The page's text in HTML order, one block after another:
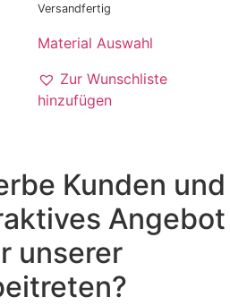
Versandfertig
Material Auswahl
Zur Wunschliste
hinzufügen
Kunden und
Angebot
unserer